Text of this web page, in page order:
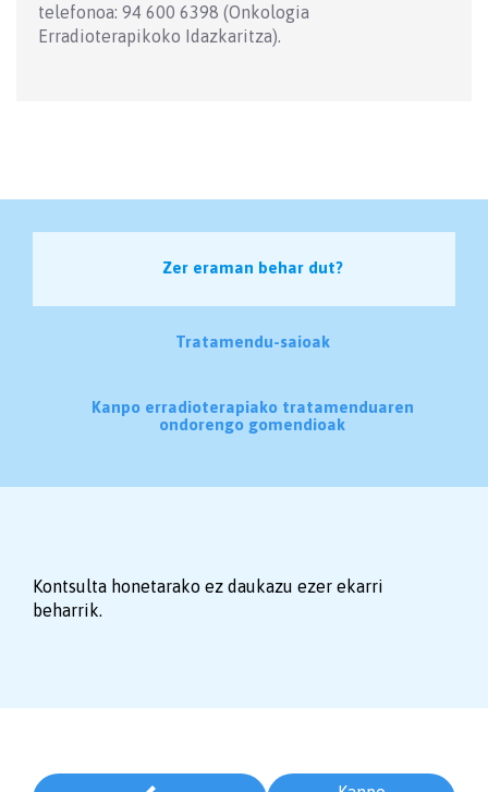
telefonoa: 94 600 6398 (Onkologia
Erradioterapikoko Idazkaritza).
Zer eraman behar dut?
Tratamendu-saioak
Kanpo erradioterapiako tratamenduaren
ondorengo gomendioak
Kontsulta honetarako ez daukazu ezer ekarri
beharrik.